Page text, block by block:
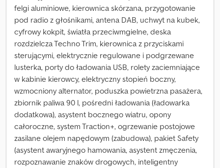
felgi aluminiowe, kierownica skórzana, przygotowanie
pod radio z głośnikami, antena DAB, uchwyt na kubek,
cyfrowy kokpit, światła przeciwmgielne, deska
rozdzielcza Techno Trim, kierownica z przyciskami
sterującymi, elektrycznie regulowane i podgrzewane
lusterka, porty do ładowania USB, rolety zaciemniające
w kabinie kierowcy, elektryczny stopień boczny,
wzmocniony alternator, poduszka powietrzna pasażera,
zbiornik paliwa 90 l, pośredni ładowania (ładowarka
dodatkowa), asystent bocznego wiatru, opony
całoroczne, system Traction+, ogrzewanie postojowe
zasilane olejem napędowym (zabudowa), pakiet Safety
(asystent awaryjnego hamowania, asystent zmęczenia,
rozpoznawanie znaków drogowych, inteligentny